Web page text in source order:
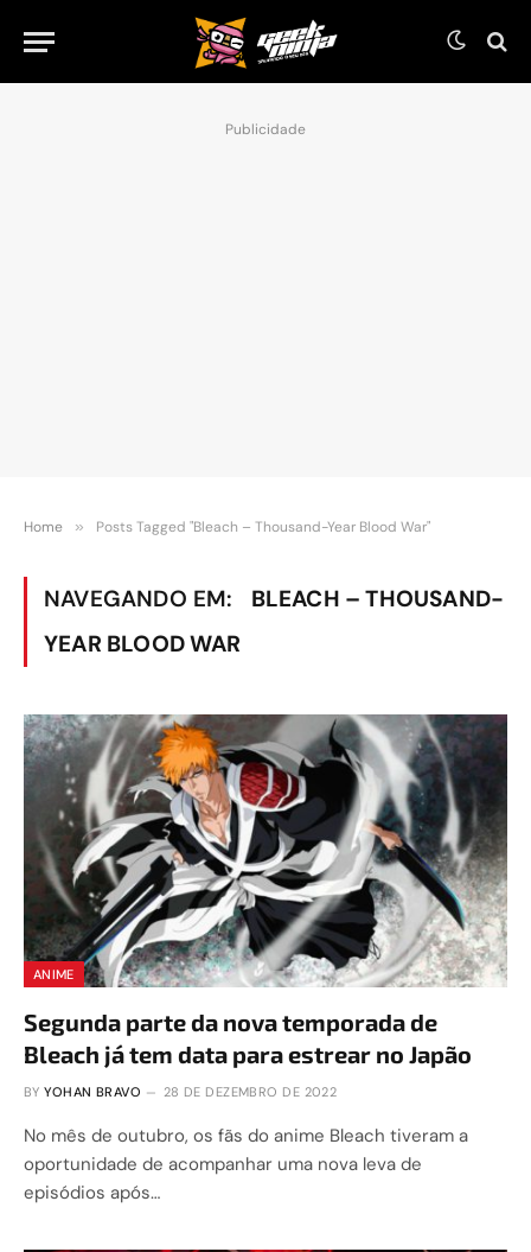
Publicidade
Home » Posts Tagged "Bleach – Thousand-Year Blood War"
NAVEGANDO EM:
BLEACH – THOUSAND-
YEAR BLOOD WAR
ANIME
Segunda parte da nova temporada de
Bleach já tem data para estrear no Japão
BY YOHAN BRAVO 28 DE DEZEMBRO DE 2022
No mês de outubro, os fãs do anime Bleach tiveram a
oportunidade de acompanhar uma nova leva de
episódios após…